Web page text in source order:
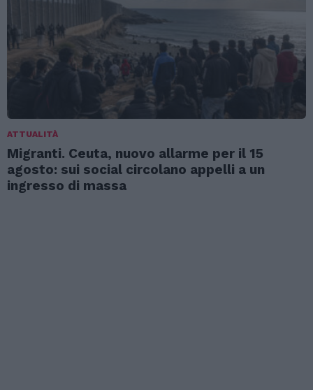
ATTUALITÀ
Migranti. Ceuta, nuovo allarme per il 15
agosto: sui social circolano appelli a un
ingresso di massa